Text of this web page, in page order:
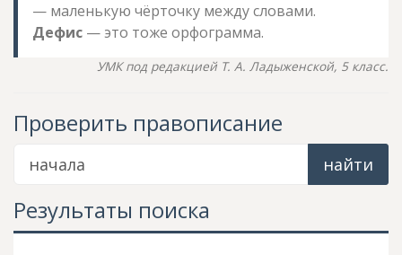
— маленькую чёрточку между словами.
Дефис — это тоже орфограмма.
УМК под редакцией Т. А. Ладыженской, 5 класс.
Проверить правописание
найти
Результаты поиска